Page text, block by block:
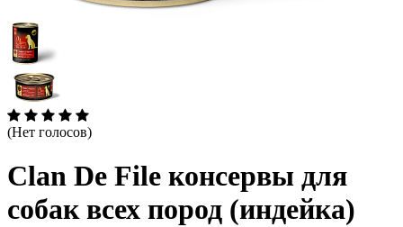
(Нет голосов)
Clan De File консервы для
собак всех пород (индейка)